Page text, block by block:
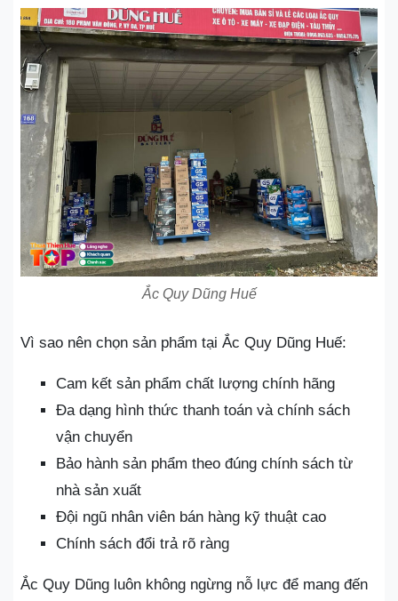
Ắc Quy Dũng Huế
Vì sao nên chọn sản phẩm tại Ắc Quy Dũng Huế:
Cam kết sản phẩm chất lượng chính hãng
Đa dạng hình thức thanh toán và chính sách
vận chuyển
Bảo hành sản phẩm theo đúng chính sách từ
nhà sản xuất
Đội ngũ nhân viên bán hàng kỹ thuật cao
Chính sách đổi trả rõ ràng
Ắc Quy Dũng luôn không ngừng nỗ lực để mang đến